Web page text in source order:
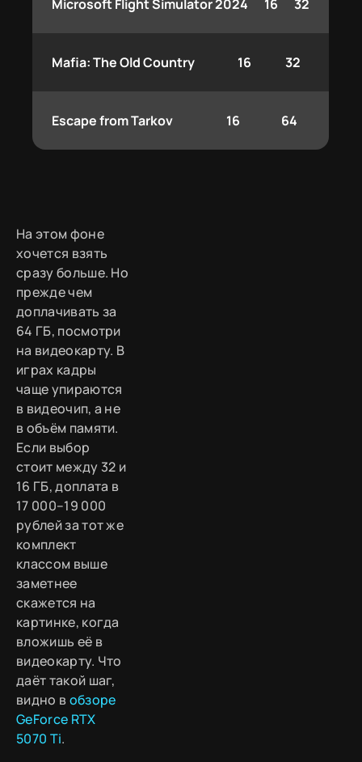
Microsoft Flight Simulator 2024 16 32
Mafia: The Old Country 16 32
Escape from Tarkov 16 64
На этом фоне
хочется взять
сразу больше. Но
прежде чем
доплачивать за
64 ГБ, посмотри
на видеокарту. В
играх кадры
чаще упираются
в видеочип, а не
в объём памяти.
Если выбор
стоит между 32 и
16 ГБ, доплата в
17 000–19 000
рублей за тот же
комплект
классом выше
заметнее
скажется на
картинке, когда
вложишь её в
видеокарту. Что
даёт такой шаг,
видно вобзоре
GeForce RTX
5070 Ti.